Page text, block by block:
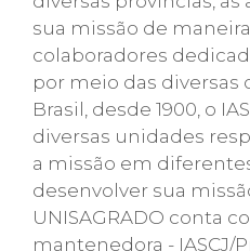
sua missão de
colaboradores
por meio das diversas
Brasil, desde 1900, o
diversas unidades
a missão em
desenvolver sua
UNISAGRADO conta
mantenedora - IASCJ/